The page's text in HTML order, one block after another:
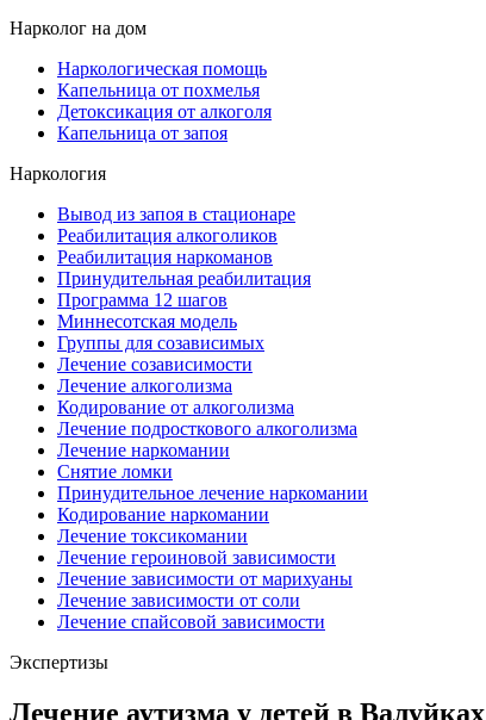
Нарколог на дом
Наркологическая помощь
Капельница от похмелья
Детоксикация от алкоголя
Капельница от запоя
Наркология
Вывод из запоя в стационаре
Реабилитация алкоголиков
Реабилитация наркоманов
Принудительная реабилитация
Программа 12 шагов
Миннесотская модель
Группы для созависимых
Лечение созависимости
Лечение алкоголизма
Кодирование от алкоголизма
Лечение подросткового алкоголизма
Лечение наркомании
Снятие ломки
Принудительное лечение наркомании
Кодирование наркомании
Лечение токсикомании
Лечение героиновой зависимости
Лечение зависимости от марихуаны
Лечение зависимости от соли
Лечение спайсовой зависимости
Экспертизы
Лечение аутизма у детей в Валуйках